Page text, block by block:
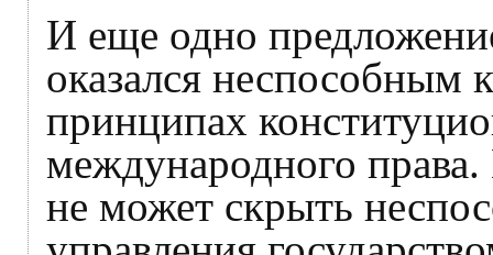
И еще одно
оказался неспособным
принципах
международного
не может скрыть